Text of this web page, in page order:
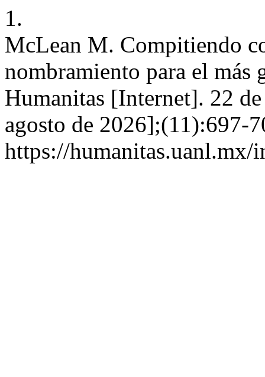
1.
McLean M. Compitiendo
nombramiento para el más
Humanitas [Internet]. 22
agosto de 2026];(11):697-
https://